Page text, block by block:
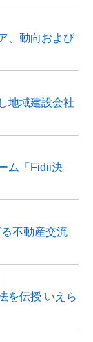
、動向および
地域建設会社
ム「Fidii決
不動産交流
を伝授 いえら